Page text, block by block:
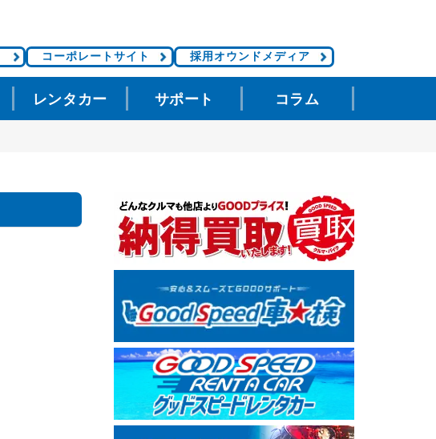
コーポレートサイト 採用オウンドメディア
レンタカー サポート コラム